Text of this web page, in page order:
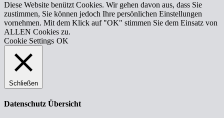
Diese Website benützt Cookies. Wir gehen davon aus, dass Sie
zustimmen, Sie können jedoch Ihre persönlichen Einstellungen
vornehmen. Mit dem Klick auf "OK" stimmen Sie dem Einsatz von
ALLEN Cookies zu.
Cookie Settings OK
Schließen
Datenschutz Übersicht